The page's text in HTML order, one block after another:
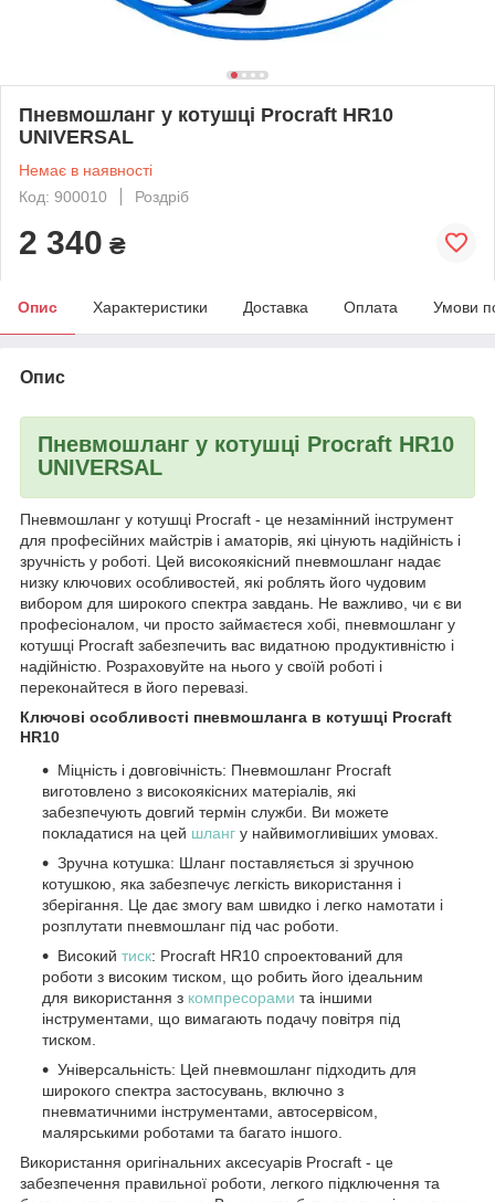
Пневмошланг у котушці Procraft HR10
UNIVERSAL
Немає в наявності
Код: 900010
Роздріб
2 340 ₴
Опис Характеристики Доставка Оплата Умови
Опис
Пневмошланг у котушці Procraft HR10
UNIVERSAL
Пневмошланг у котушці Procraft - це незамінний інструмент
для професійних майстрів і аматорів, які цінують надійність і
зручність у роботі. Цей високоякісний пневмошланг надає
низку ключових особливостей, які роблять його чудовим
вибором для широкого спектра завдань. Не важливо, чи є ви
професіоналом, чи просто займаєтеся хобі, пневмошланг у
котушці Procraft забезпечить вас видатною продуктивністю і
надійністю. Розраховуйте на нього у своїй роботі і
переконайтеся в його перевазі.
Ключові особливості пневмошланга в котушці Procraft
HR10
Міцність і довговічність: Пневмошланг Procraft
виготовлено з високоякісних матеріалів, які
забезпечують довгий термін служби. Ви можете
покладатися на цей шланг у найвимогливіших умовах.
Зручна котушка: Шланг поставляється зі зручною
котушкою, яка забезпечує легкість використання і
зберігання. Це дає змогу вам швидко і легко намотати і
розплутати пневмошланг під час роботи.
Високий тиск: Procraft HR10 спроектований для
роботи з високим тиском, що робить його ідеальним
для використання з компресорами та іншими
інструментами, що вимагають подачу повітря під
тиском.
Універсальність: Цей пневмошланг підходить для
широкого спектра застосувань, включно з
пневматичними інструментами, автосервісом,
малярськими роботами та багато іншого.
Використання оригінальних аксесуарів Procraft - це
забезпечення правильної роботи, легкого підключення та